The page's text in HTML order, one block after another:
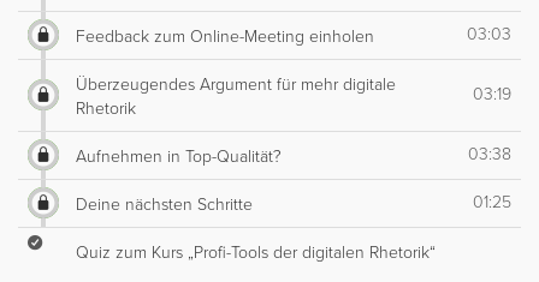
Feedback zum Online-Meeting einholen 03:03
Überzeugendes Argument für mehr digitale
Rhetorik
03:19
Aufnehmen in Top-Qualität? 03:38
Deine nächsten Schritte 01:25
Quiz zum Kurs „Profi-Tools der digitalen Rhetorik“